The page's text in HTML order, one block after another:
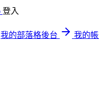
登入
我的部落格後台
我的